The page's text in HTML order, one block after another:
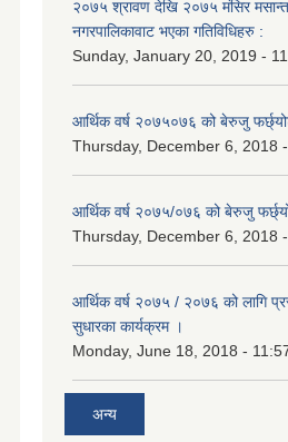
२०७५ श्रावण देखि २०७५ मंसिर
नगरपालिकावाट भएका गतिविधिहरु :
Sunday, January 20, 2019 -
आर्थिक वर्ष २०७५०७६ को बेरुजु
Thursday, December 6, 2018
आर्थिक वर्ष २०७५/०७६ को बेरुजु
Thursday, December 6, 2018
आर्थिक वर्ष २०७५ / २०७६ को लागि
सुधारका कार्यक्रम ।
Monday, June 18, 2018 -
अन्य